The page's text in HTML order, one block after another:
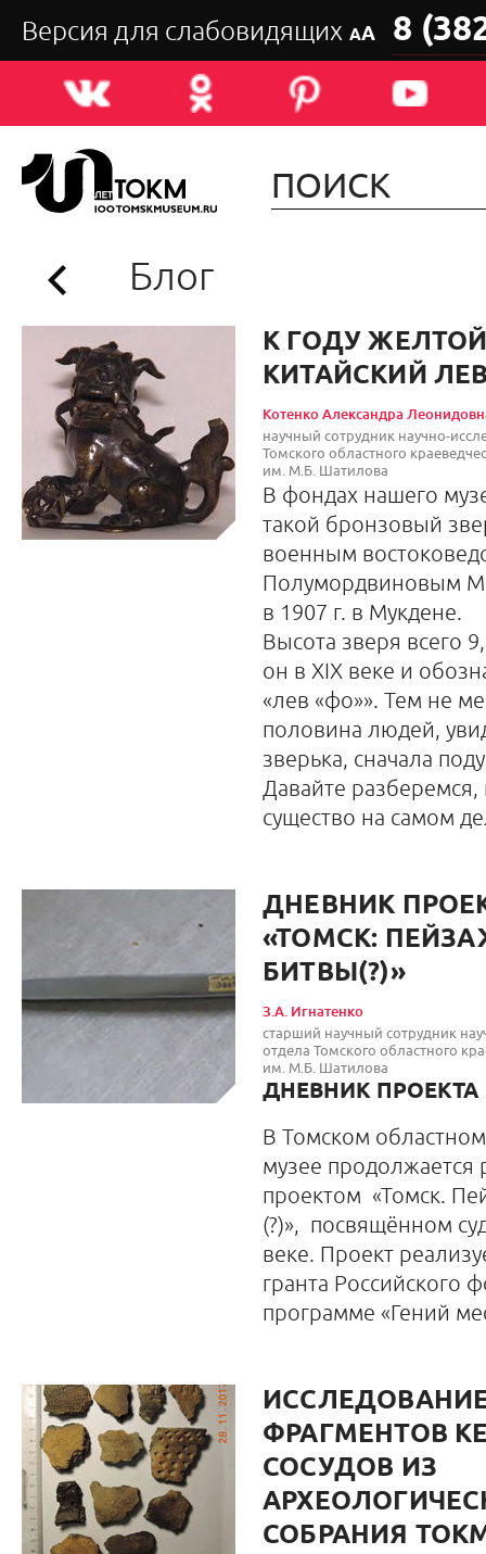
Версия для слабовидящих АА 8
Блог
К ГОДУ
КИТАЙСКИЙ
Котенко Александра
научный сотрудник научно-
Томского областного
им. М.Б. Шатилова
В фондах нашего
такой бронзовый
военным
Полумордвиновым
в 1907 г. в Мукдене.
Высота зверя всего
он в XIX веке и
«лев «фо»». Тем не
половина людей,
зверька, сначала
Давайте разберемся,
существо на самом
ДНЕВНИК
«ТОМСК:
БИТВЫ(?)»
З.А. Игнатенко
старший научный сотрудник
отдела Томского областного
им. М.Б. Шатилова
ДНЕВНИК ПРОЕКТА
В Томском
музее продолжается
проектом «Томск.
(?)», посвящённом
веке. Проект
гранта Российского
программе «Гений
ФРАГМЕНТОВ
СОСУДОВ ИЗ
СОБРАНИЯ